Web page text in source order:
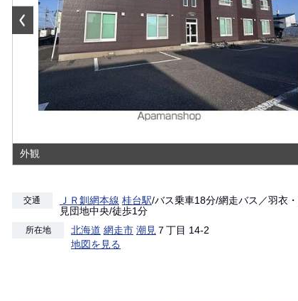
外観
交通 ＪＲ釧網本線 桂台駅/バス乗車18分/網走バス／羽衣
見団地中央/徒歩1分
所在地 北海道 網走市 潮見 ７丁目 14-2
地図を見る